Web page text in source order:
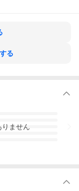
きません。
ださい。
る場合がありま
てはがせる ボタニカ
リーン 壁紙屋本 舗
る
ません